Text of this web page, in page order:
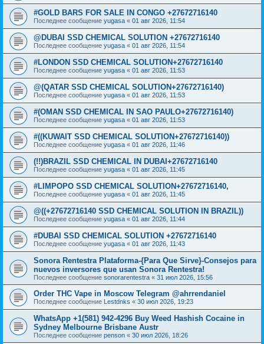
#GOLD BARS FOR SALE IN CONGO +27672716140
Последнее сообщение yugasa « 01 авг 2026, 11:54
@DUBAI SSD CHEMICAL SOLUTION +27672716140
Последнее сообщение yugasa « 01 авг 2026, 11:54
#LONDON SSD CHEMICAL SOLUTION+27672716140
Последнее сообщение yugasa « 01 авг 2026, 11:53
@(QATAR SSD CHEMICAL SOLUTION+27672716140)
Последнее сообщение yugasa « 01 авг 2026, 11:53
#(OMAN SSD CHEMICAL IN SAO PAULO+27672716140)
Последнее сообщение yugasa « 01 авг 2026, 11:53
#((KUWAIT SSD CHEMICAL SOLUTION+27672716140))
Последнее сообщение yugasa « 01 авг 2026, 11:46
(!!)BRAZIL SSD CHEMICAL IN DUBAI+27672716140
Последнее сообщение yugasa « 01 авг 2026, 11:45
#LIMPOPO SSD CHEMICAL SOLUTION+27672716140,
Последнее сообщение yugasa « 01 авг 2026, 11:45
@((+27672716140 SSD CHEMICAL SOLUTION IN BRAZIL))
Последнее сообщение yugasa « 01 авг 2026, 11:44
#DUBAI SSD CHEMICAL SOLUTION +27672716140
Последнее сообщение yugasa « 01 авг 2026, 11:43
Sonora Rentestra Plataforma-{Para Que Sirve}-Consejos para
nuevos inversores que usan Sonora Rentestra!
Последнее сообщение sonorarentestra « 31 июл 2026, 15:56
Order THC Vape in Moscow Telegram @ahrrendaniel
Последнее сообщение Lestdnks « 30 июл 2026, 19:23
WhatsApp +1(581) 942-4296 Buy Weed Hashish Cocaine in
Sydney Melbourne Brisbane Austr
Последнее сообщение penson « 30 июл 2026, 18:26